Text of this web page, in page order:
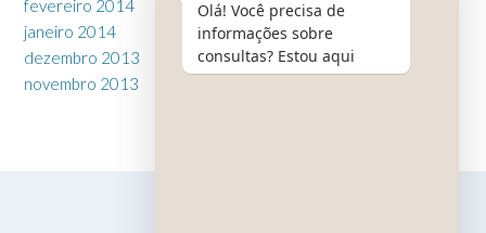
fevereiro 2014
janeiro 2014
dezembro 2013
novembro 2013
Olá! Você precisa de
informações sobre
consultas? Estou aqui